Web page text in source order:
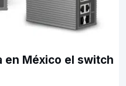
en México el switch